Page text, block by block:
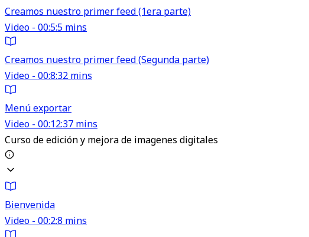
Creamos nuestro primer feed (1era parte)
Video - 00:5:5 mins
Creamos nuestro primer feed (Segunda parte)
Video - 00:8:32 mins
Menú exportar
Video - 00:12:37 mins
Curso de edición y mejora de imagenes digitales
Bienvenida
Video - 00:2:8 mins